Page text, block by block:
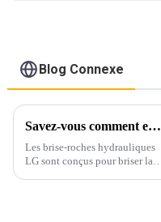
Blog Connexe
Savez-vous comment entretenir votre disjoncteur ?
Les brise-roches hydrauliques
LG sont conçus pour briser la